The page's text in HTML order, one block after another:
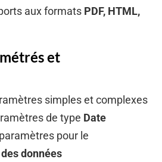
aux formats PDF, HTML,
et
simples et complexes
de type Date
pour le
données